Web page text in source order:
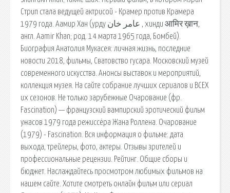
Стрип стала ведущей актрисой - Крамер против Крамера
1979 года. Аамир Хан (урду عامر خان ‎, хинди आमिर ख़ान,
англ. Aamir Khan; род. 14 марта 1965 года, Бомбей).
Биография Анатолия Мукасея: личная жизнь, последние
новости 2018, фильмы, Сватовство гусара. Московский музей
современного искусства. Анонсы выставок и мероприятий,
коллекция музея. На сайте собрание лучших сериалов и ВСЕХ
их сезонов. Не только зарубежные Очарование (фр.
Fascination) — французский вампирский эротический фильм
ужасов 1979 года режиссёра Жана Роллена. Очарование
(1979) - Fascination. Вся информация о фильме: дата
выхода, трейлеры, фото, актеры. Отзывы зрителей и
профессиональные рецензии. Рейтинг. Общие сборы и
бюджет. Наслаждайтесь просмотром любимых фильмов на
нашем сайте. Хотите смотреть онлайн фильм или сериал